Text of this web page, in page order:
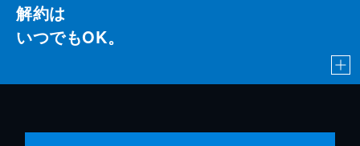
解約は
いつでもOK。